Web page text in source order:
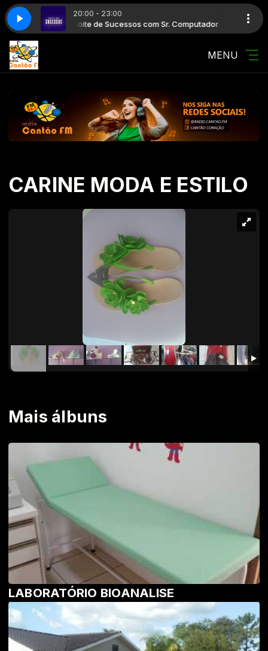
20:00 - 23:00
Noite de Sucessos com Sr. Computador Noite de
MENU
CARINE MODA E ESTILO
Mais álbuns
LABORATÓRIO BIOANALISE